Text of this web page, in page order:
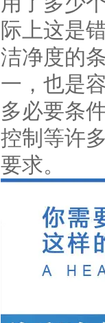
际上这是
洁净度的
一，也是
多必要条
控制等许
要求。